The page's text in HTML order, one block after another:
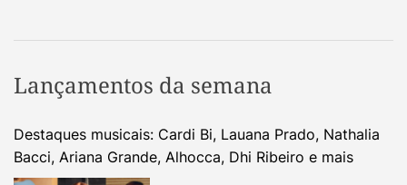
Lançamentos da semana
Destaques musicais: Cardi Bi, Lauana Prado, Nathalia
Bacci, Ariana Grande, Alhocca, Dhi Ribeiro e mais